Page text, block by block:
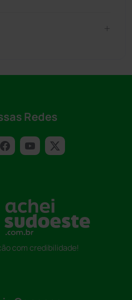
Redes
com credibilidade!